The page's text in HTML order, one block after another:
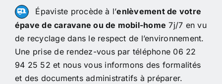
Épaviste procède à l’enlèvement de votre
épave de caravane ou de mobil-home 7j/7 en vu
de recyclage dans le respect de l’environnement.
Une prise de rendez-vous par téléphone 06 22
94 25 52 et nous vous informons des formalités
et des documents administratifs à préparer.